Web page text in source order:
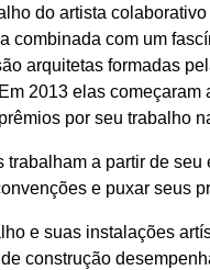
do artista
combinada com um
arquitetas formadas
2013 elas
por seu trabalho
trabalham a partir de
e puxar seus
e suas instalações
construção